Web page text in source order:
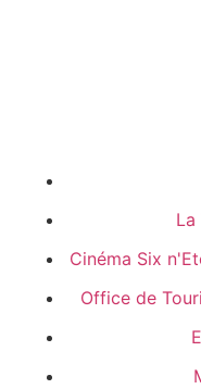
La
Cinéma Six
Office de